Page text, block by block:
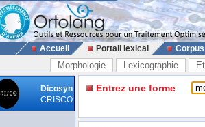
Accueil Portail lexical Corpus
Morphologie Lexicographie
Dicosyn
CRISCO
Entrez une forme